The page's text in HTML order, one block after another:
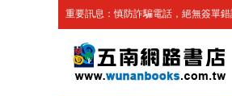
重要訊息：慎防詐騙電話，絕無簽單